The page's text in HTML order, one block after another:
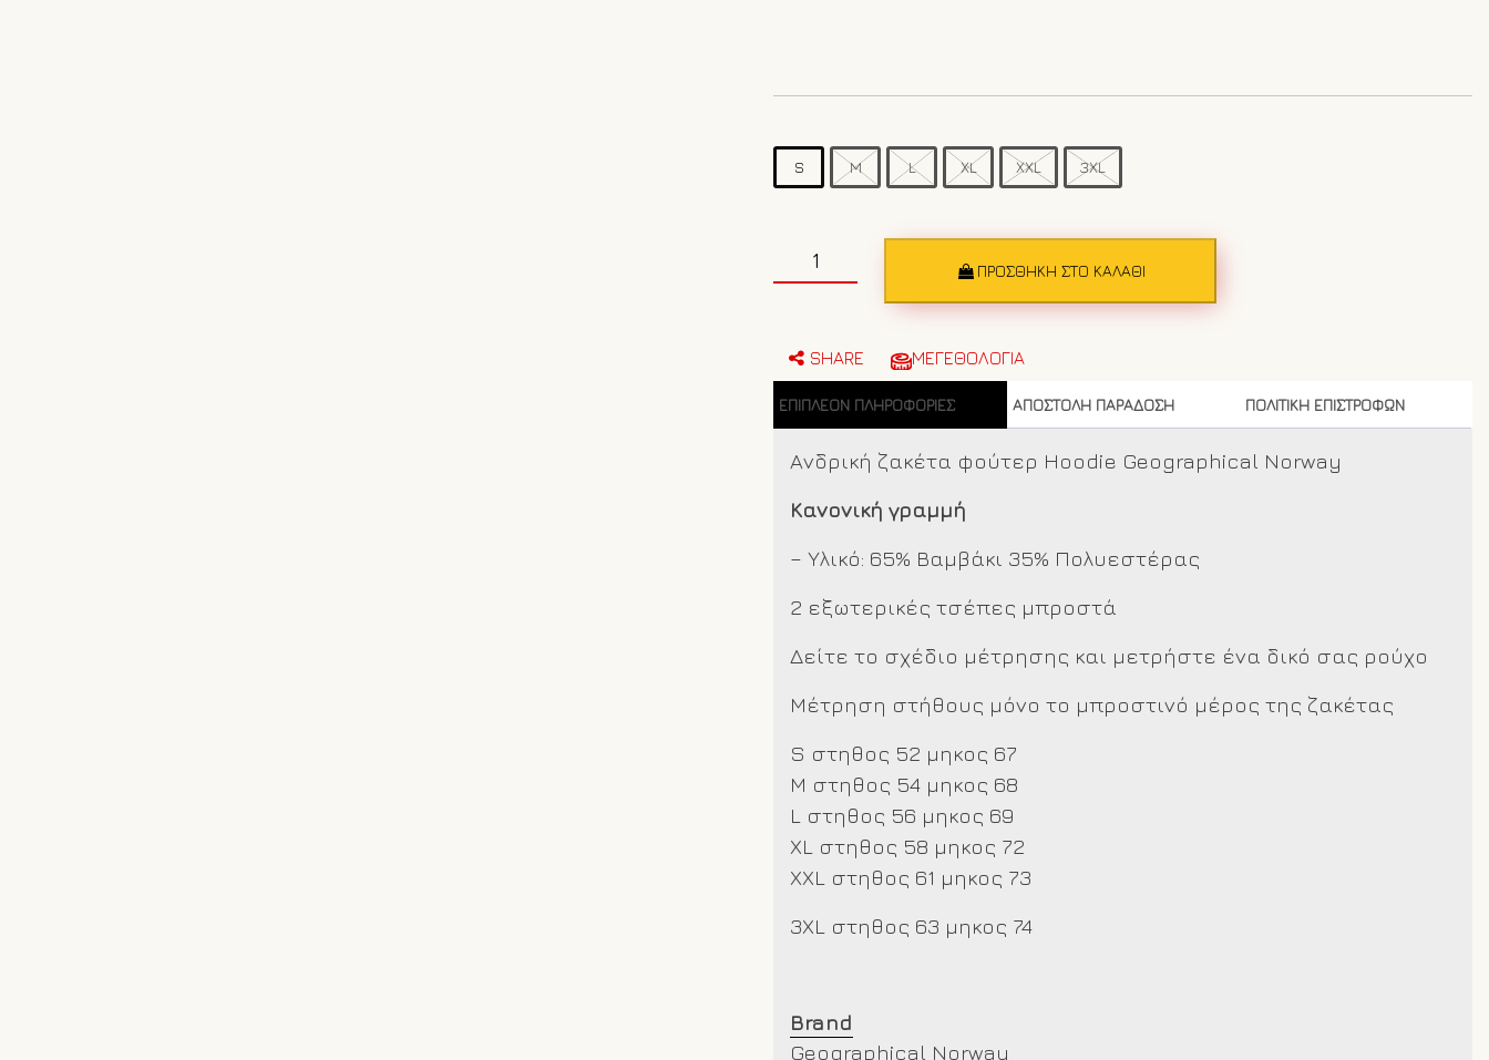
S M L XL XXL 3XL
ζακέτα
φούτερ
ποσότητα
ΠΡΟΣΘΉΚΗ ΣΤΟ ΚΑΛΆΘΙ
SHARE ΜΕΓΕΘΟΛΟΓΙΑ
ΕΠΙΠΛΈΟΝ ΠΛΗΡΟΦΟΡΊΕΣ ΑΠΟΣΤΟΛΗ ΠΑΡΑΔΟΣΗ ΠΟΛΙΤΙΚΗ ΕΠΙΣΤΡΟΦΩΝ
Ανδρική ζακέτα φούτερ Hoodie Geographical Norway
Κανονική γραμμή
– Υλικό: 65% Βαμβάκι 35% Πολυεστέρας
2 εξωτερικές τσέπες μπροστά
Δείτε το σχέδιο μέτρησης και μετρήστε ένα δικό σας ρούχο
Μέτρηση στήθους μόνο το μπροστινό μέρος της ζακέτας
S στηθος 52 μηκος 67
M στηθος 54 μηκος 68
L στηθος 56 μηκος 69
XL στηθος 58 μηκος 72
XXL
στηθος 61 μηκος 73
3XL στηθος 63 μηκος 74
Brand
Geographical Norway